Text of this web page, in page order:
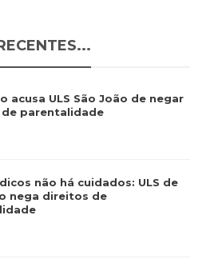
acusa ULS São João de negar
parentalidade
não há cuidados: ULS de
nega direitos de